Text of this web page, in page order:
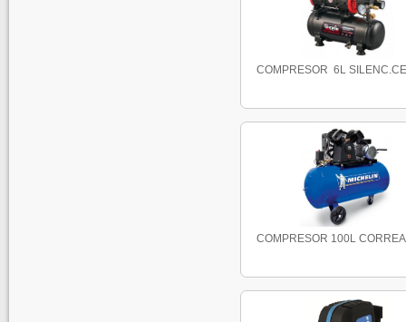
COMPRESOR 6L
COMPRESOR 100L